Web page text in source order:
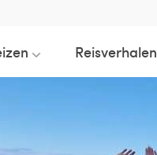
Reisverhalen